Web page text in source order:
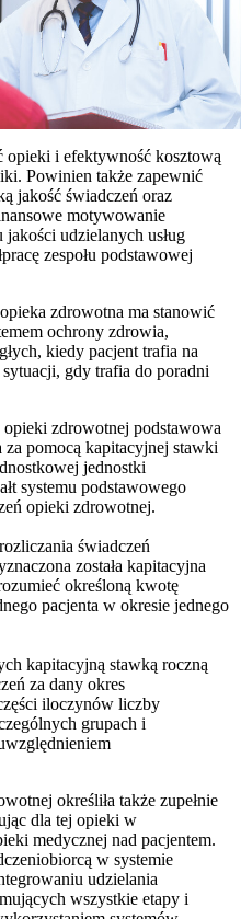
opieki i efektywność kosztową
Powinien także zapewnić
jakość świadczeń oraz
motywowanie
udzielanych usług
zespołu podstawowej
zdrowotna ma stanowić
ochrony zdrowia,
kiedy pacjent trafia na
gdy trafia do poradni
zdrowotnej podstawowa
pomocą kapitacyjnej stawki
jednostki
systemu podstawowego
opieki zdrowotnej.
świadczeń
została kapitacyjna
określoną kwotę
pacjenta w okresie jednego
kapitacyjną stawką roczną
za dany okres
iloczynów liczby
grupach i
określiła także zupełnie
dla tej opieki w
medycznej nad pacjentem.
w systemie
udzielania
wszystkie etapy i